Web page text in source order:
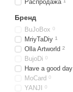
Распродажа
Бренд
BuJoBox 0
MriyTaDiy 1
Olla Artworld 2
BujoDi 0
Have a good day
MoCard 0
YANJI 0